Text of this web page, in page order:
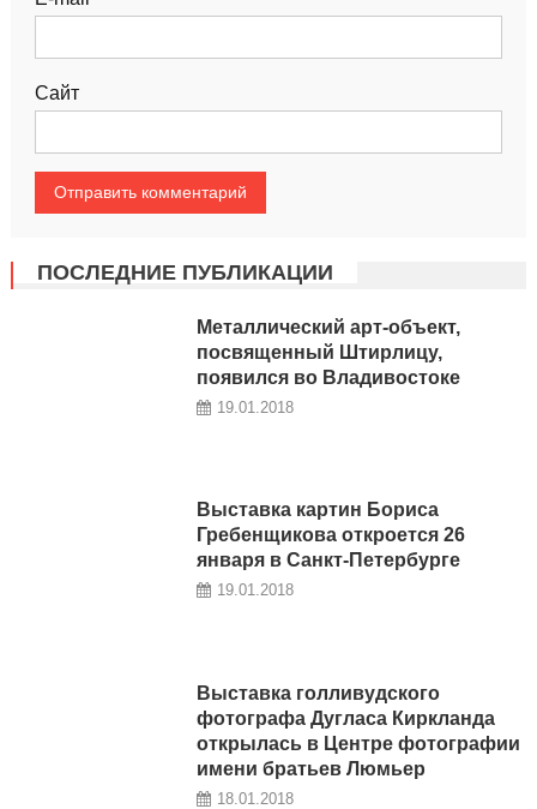
Сайт
ПОСЛЕДНИЕ ПУБЛИКАЦИИ
Металлический арт-объект,
посвященный Штирлицу,
появился во Владивостоке
19.01.2018
Выставка картин Бориса
Гребенщикова откроется 26
января в Санкт-Петербурге
19.01.2018
Выставка голливудского
фотографа Дугласа Киркланда
открылась в Центре фотографии
имени братьев Люмьер
18.01.2018